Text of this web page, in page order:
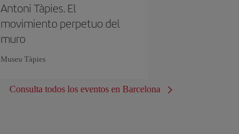
Antoni Tàpies. El
movimiento perpetuo del
muro
Museu Tàpies
Consulta todos los eventos en Barcelona